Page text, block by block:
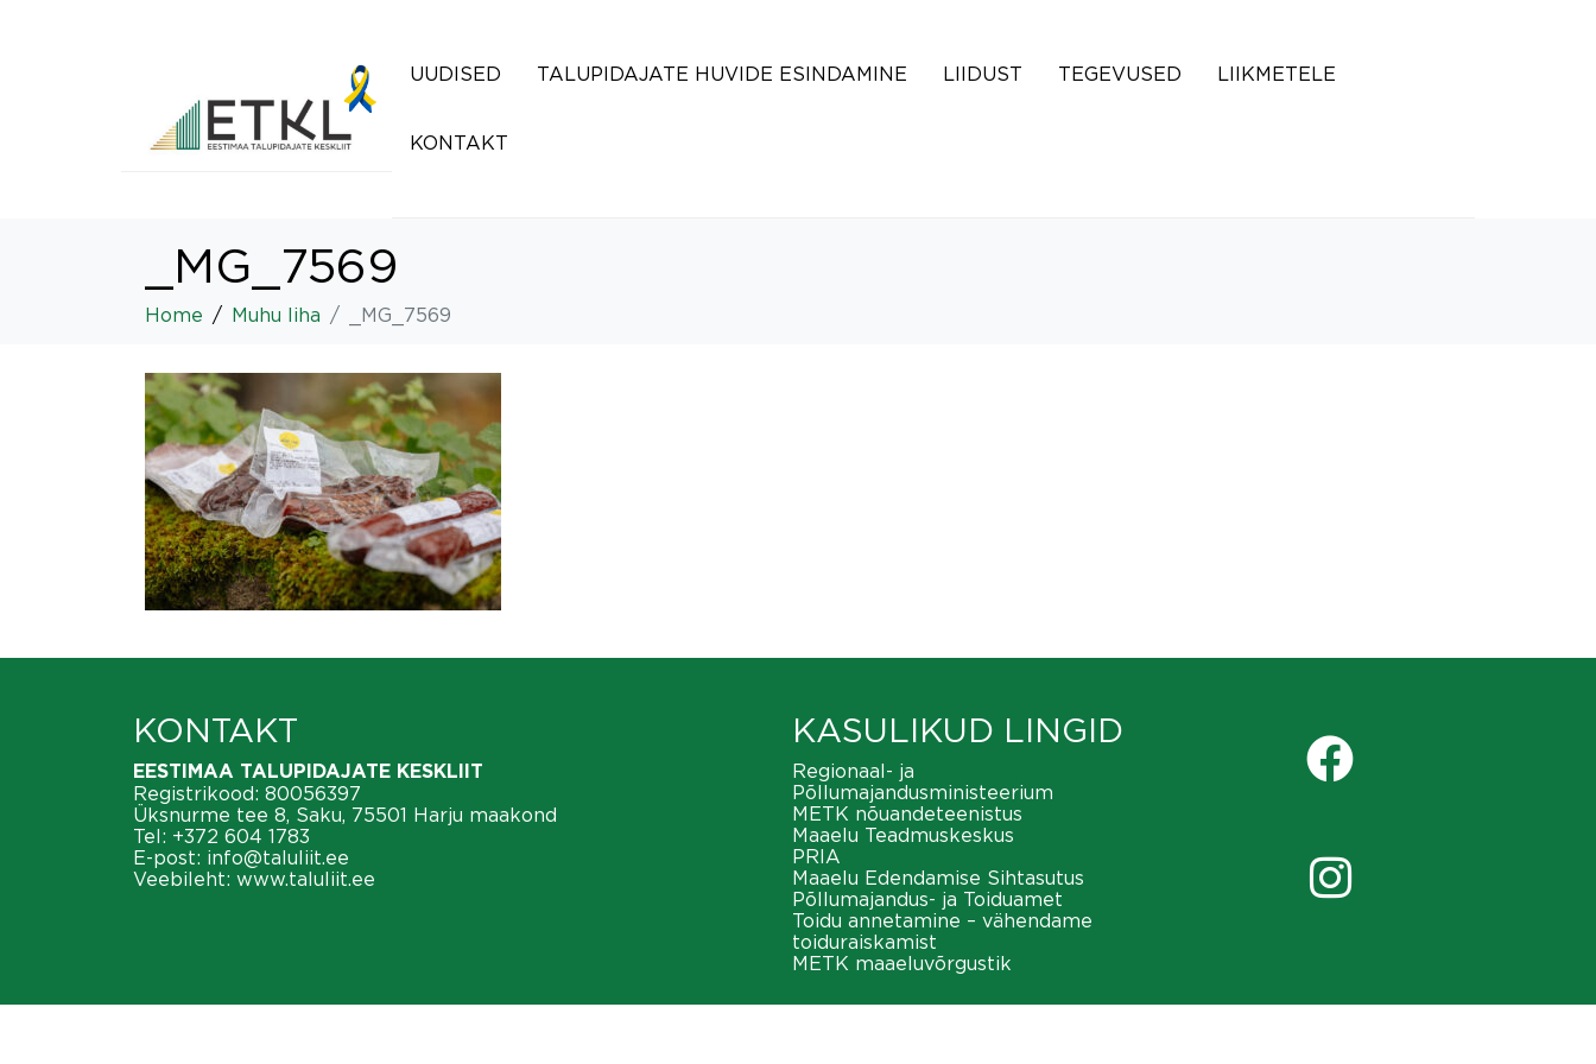
UUDISED TALUPIDAJATE HUVIDE ESINDAMINE LIIDUST TEGEVUSED LIIKMETELE
KONTAKT
_MG_7569
Home Muhu liha _MG_7569
KONTAKT
EESTIMAA TALUPIDAJATE KESKLIIT
Registrikood: 80056397
Üksnurme tee 8, Saku, 75501 Harju maakond
Tel: +372 604 1783
E-post: info@taluliit.ee
Veebileht: www.taluliit.ee
KASULIKUD LINGID
Regionaal- ja
Põllumajandusministeerium
METK nõuandeteenistus
Maaelu Teadmuskeskus
PRIA
Maaelu Edendamise Sihtasutus
Põllumajandus- ja Toiduamet
Toidu annetamine – vähendame
toiduraiskamist
METK maaeluvõrgustik